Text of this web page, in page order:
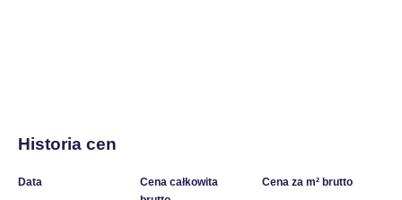
Historia cen
Data
Cena całkowita
Cena za m² brutto